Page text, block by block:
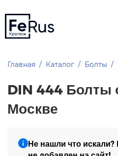
Главная Каталог Болты
DIN 444 Болты
Москве
Не нашли что